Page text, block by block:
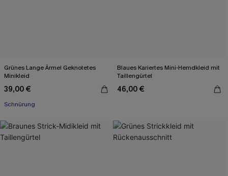
Grünes Lange Ärmel Geknotetes
Minikleid
39,00 €
Schnürung
Blaues Kariertes Mini-Hemdkleid mit
Taillengürtel
46,00 €